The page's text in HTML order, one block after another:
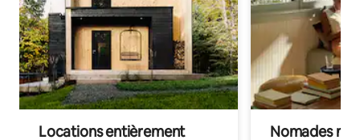
Locations entièrement Nomades